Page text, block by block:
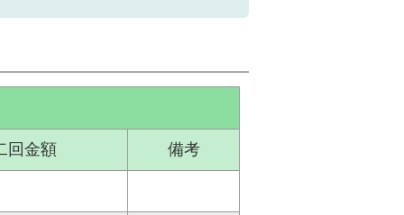
回金額 備考